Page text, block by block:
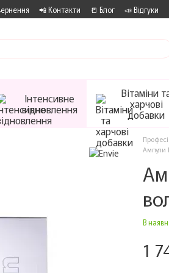
📲 Контакти 📒 Блог 📣 Відгуки
Інтенсивне
відновлення
Вітаміни
харчові
добавки
Ампули
В
1